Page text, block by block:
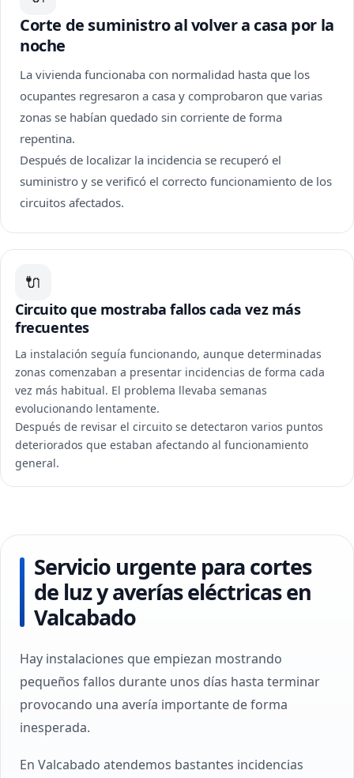
Corte de suministro al volver a casa por la
noche
La vivienda funcionaba con normalidad hasta que los
ocupantes regresaron a casa y comprobaron que varias
zonas se habían quedado sin corriente de forma
repentina.
Después de localizar la incidencia se recuperó el
suministro y se verificó el correcto funcionamiento de los
circuitos afectados.
🔌
Circuito que mostraba fallos cada vez más
frecuentes
La instalación seguía funcionando, aunque determinadas
zonas comenzaban a presentar incidencias de forma cada
vez más habitual. El problema llevaba semanas
evolucionando lentamente.
Después de revisar el circuito se detectaron varios puntos
deteriorados que estaban afectando al funcionamiento
general.
Servicio urgente para cortes
de luz y averías eléctricas en
Valcabado
Hay instalaciones que empiezan mostrando
pequeños fallos durante unos días hasta terminar
provocando una avería importante de forma
inesperada.
En Valcabado atendemos bastantes incidencias